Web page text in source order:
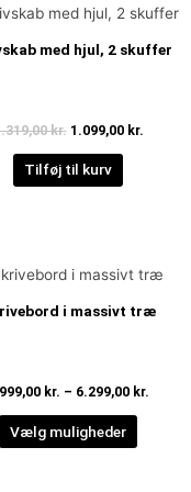
med hjul, 2 skuffer
kr.
Den
oprindelige
pris
var:
1.099,00 kr.
Den
pris
Tilføj til kurv
i massivt træ
kr. – 6.299,00 kr.
til
Vælg muligheder
Dette
har
kan
vælges